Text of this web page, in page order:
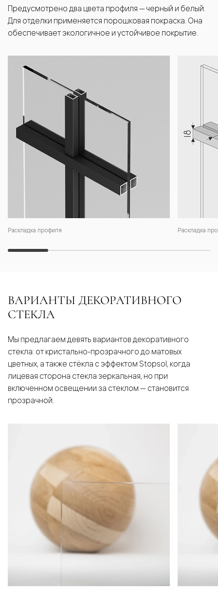
Раскладка профиля Раскладка
Предусмотрено два цвета профиля — черный и белый.
Для отделки применяется порошковая покраска. Она
обеспечивает экологичное и устойчивое покрытие.
ВАРИАНТЫ ДЕКОРАТИВНОГО
СТЕКЛА
Мы предлагаем девять вариантов декоративного
стекла: от кристально-прозрачного до матовых
цветных, а также стёкла с эффектом Stopsol, когда
лицевая сторона стекла зеркальная, но при
включенном освещении за стеклом — становится
прозрачной.